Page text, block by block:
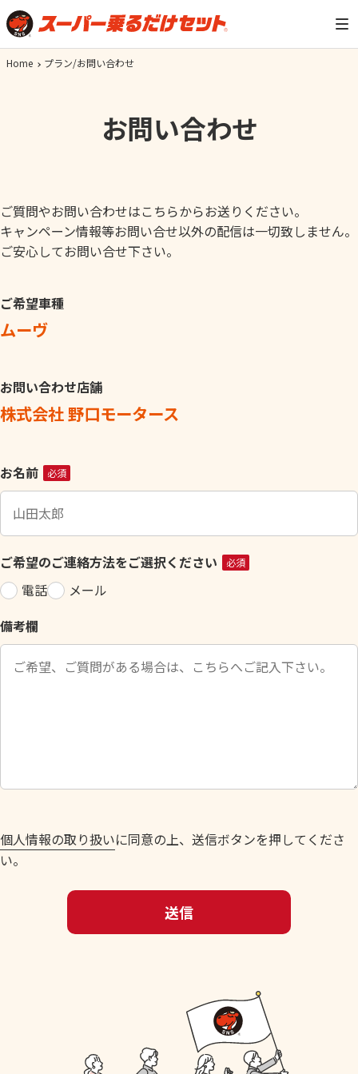
Home プラン/お問い合わせ
お問い合わせ
ご質問やお問い合わせはこちらからお送りください。
キャンペーン情報等お問い合せ以外の配信は一切致しません。
ご安心してお問い合せ下さい。
ご希望車種
ムーヴ
お問い合わせ店舗
株式会社 野口モータース
こ
の
ィ
ー
ル
ド
空
の
だ
い
。
お名前 必須
ご希望のご連絡方法をご選択ください 必須
電話
メール
備考欄
個人情報の取り扱いに同意の上、送信ボタンを押してくださ
い。